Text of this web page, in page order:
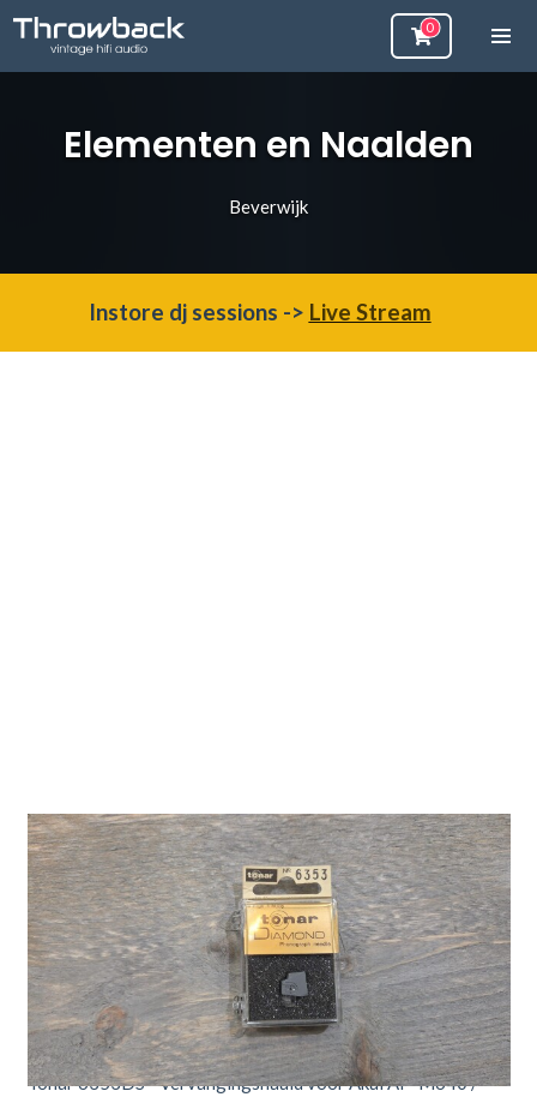
Elementen en Naalden
Beverwijk
Instore dj sessions -> Live Stream
6353 DS - Naald
voor Akai AP-
M640/AP-M600
Tonar 6353
Tonar
Tonar 6353DS - Vervangingsnaald voor Akai AP-M640 /